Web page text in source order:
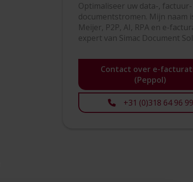
Optimaliseer uw data-,
documentstromen. Mijn naam
Meijer, P2P, AI, RPA en e-
expert van Simac Document
Contact over e-
(Peppol)
+31 (0)318 64 96 99